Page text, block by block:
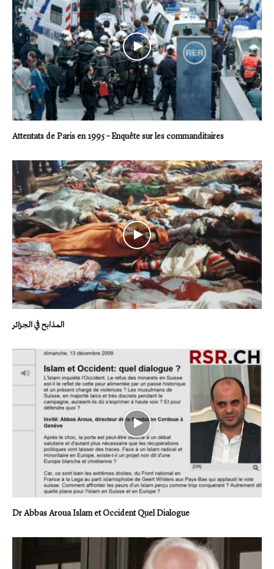
Attentats de Paris en 1995 – Enquête sur les commanditaires
المذابح في الجزائر
Dr Abbas Aroua Islam et Occident Quel Dialogue